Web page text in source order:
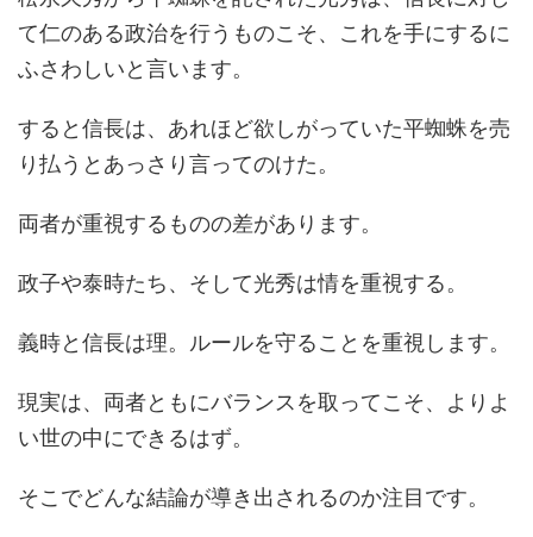
て仁のある政治を行うものこそ、これを手にするに
ふさわしいと言います。
すると信長は、あれほど欲しがっていた平蜘蛛を売
り払うとあっさり言ってのけた。
両者が重視するものの差があります。
政子や泰時たち、そして光秀は情を重視する。
義時と信長は理。ルールを守ることを重視します。
現実は、両者ともにバランスを取ってこそ、よりよ
い世の中にできるはず。
そこでどんな結論が導き出されるのか注目です。